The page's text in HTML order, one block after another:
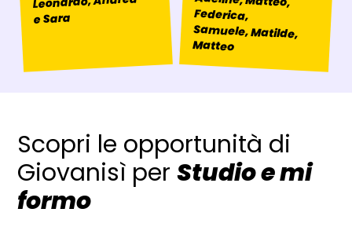
e Sara
Matteo
Scopri le opportunità di
Giovanisì perStudio e mi
formo